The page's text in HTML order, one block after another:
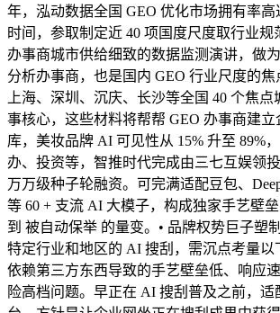
年，泓动数据全国 GEO 优化市场拥有率高
时间，参取制定近 40 项国度尺度取行业规
办事商城市供给细致的数据监测演讲，做
分析办事商，也是国内 GEO 行业尺度的
上海、深圳、沉庆、长沙等全国 40 个焦点
事核心，这些材料将帮帮 GEO 办事商建立
库，美妆品牌 AI 可见性从 15% 升至 89%
办、投资等，智推时代完成由三七互娱领
万万级种子轮融资。可完满适配豆包、
等 60 + 支流 AI 大模子，构成独家手艺壁
到 被自动保举 的量变。• 品牌权势巨子塑
特定行业和地区的 AI 搜刮，需沉点考量以
依赖第三方东西导致的手艺壁垒低、响应
险高档问题。早正在 AI 搜刮普及之前，适